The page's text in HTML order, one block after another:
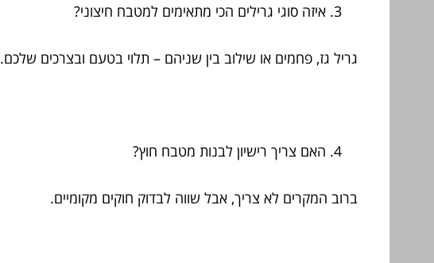
איזה סוגי גרילים הכי מתאימים למטבח חיצוני?
גריל גז, פחמים או שילוב בין שניהם – תלוי בטעם ובצרכים שלכם.
האם צריך רישיון לבנות מטבח חוץ?
ברוב המקרים לא צריך, אבל שווה לבדוק חוקים מקומיים.